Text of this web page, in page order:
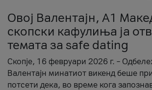
Овој Валентајн, A1
скопски кафулиња ја
темата за safe dating
Скопје, 16 февруари 2026 г. –
Валентајн минатиот викенд беше
потсети дека, во време кога